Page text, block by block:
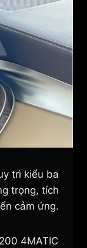
trì kiểu ba
trọng, tích
cảm ứng.
4MATIC